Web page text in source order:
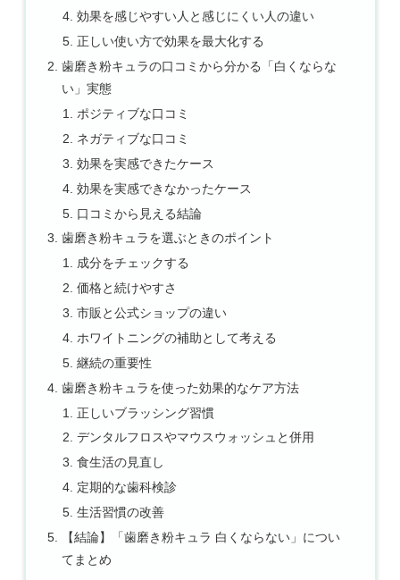
効果を感じやすい人と感じにくい人の違い
正しい使い方で効果を最大化する
歯磨き粉キュラの口コミから分かる「白くならな
い」実態
ポジティブな口コミ
ネガティブな口コミ
効果を実感できたケース
効果を実感できなかったケース
口コミから見える結論
歯磨き粉キュラを選ぶときのポイント
成分をチェックする
価格と続けやすさ
市販と公式ショップの違い
ホワイトニングの補助として考える
継続の重要性
歯磨き粉キュラを使った効果的なケア方法
正しいブラッシング習慣
デンタルフロスやマウスウォッシュと併用
食生活の見直し
定期的な歯科検診
生活習慣の改善
【結論】「歯磨き粉キュラ 白くならない」につい
てまとめ